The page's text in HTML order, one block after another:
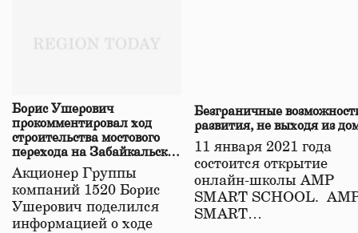
Борис Ушерович
прокомментировал ход
строительства мостового
перехода на Забайкальской
железной дороге
Акционер Группы
компаний 1520 Борис
Ушерович поделился
информацией о ходе
Безграничные
развития, не выходя из
11 января 2021 года
состоится открытие
онлайн-школы АМР
SMART SCHOOL.
SMART…